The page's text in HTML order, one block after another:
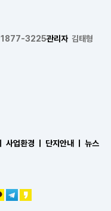
1877-3225관리자 김태형
사업환경 ㅣ 단지안내 ㅣ
뉴스